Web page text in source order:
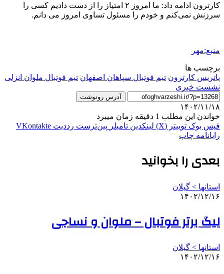
کارترون ادامه داد: ما امروز ۲ امتیاز را از دست دادیم کسی را
سرزنش نمی‌کنم و خودم را مسئول تساوی امروز می دانم.
منبع:مهر
برچسب ها
پاتریس کارترون تیم فوتبال سپاهان اصفهان تیم فوتبال ملوان انزلی
نشست خبری
آدرس رونوشت
۱۴۰۲/۱۱/۱۸
خواندن این مطلب 1 دقیقه زمان میبرد
فیس بوک توییتر (X) لینکدین ‫تامبلر ‫پین‌ترست ‫رددیت ‫VKontakte
رایانامه چاپ
بعدی را بخوانید
استانها > گیلان
۱۴۰۲/۱۲/۱۶
لیگ برتر فوتبال – ملوان و نساجی
استانها > گیلان
۱۴۰۲/۱۲/۱۶